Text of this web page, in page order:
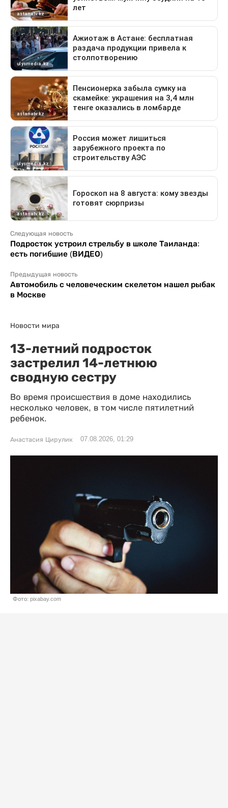
Следующая новость
Подросток устроил стрельбу в школе Таиланда:
есть погибшие (ВИДЕО)
Предыдущая новость
Автомобиль с человеческим скелетом нашел рыбак
в Москве
Новости мира
13-летний подросток
застрелил 14-летнюю
сводную сестру
Во время происшествия в доме находились
несколько человек, в том числе пятилетний
ребенок.
Анастасия Цирулик 07.08.2026, 01:29
Фото: pixabay.com